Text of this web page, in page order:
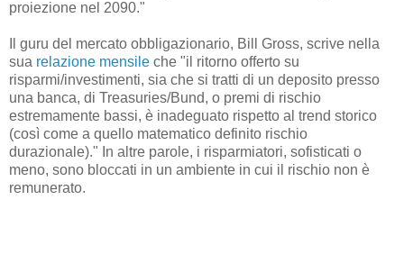
proiezione nel 2090."
Il guru del mercato obbligazionario, Bill Gross, scrive nella
sua relazione mensile che "il ritorno offerto su
risparmi/investimenti, sia che si tratti di un deposito presso
una banca, di Treasuries/Bund, o premi di rischio
estremamente bassi, è inadeguato rispetto al trend storico
(così come a quello matematico definito rischio
durazionale)." In altre parole, i risparmiatori, sofisticati o
meno, sono bloccati in un ambiente in cui il rischio non è
remunerato.